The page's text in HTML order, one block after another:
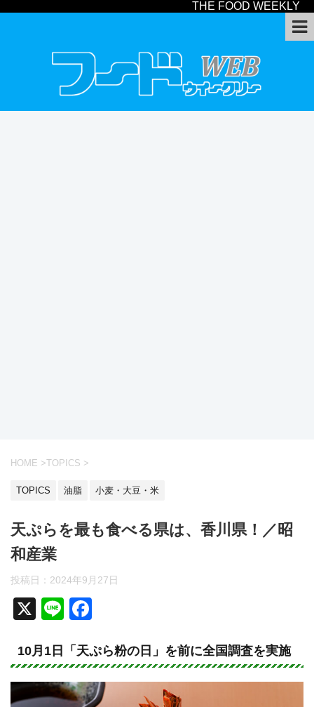
THE FOOD WEEKLY
HOME >TOPICS >
TOPICS 油脂 小麦・大豆・米
天ぷらを最も食べる県は、香川県！／昭
和産業
投稿日：2024年9月27日
X
Li
e
c
e
b
10月1日「天ぷら粉の日」を前に全国調査を実施